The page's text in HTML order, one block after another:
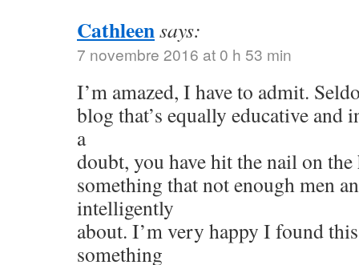
Cathleensays:
7 novembre 2016 at 0 h 53 min
I’m amazed, I have to admit.
blog that’s equally educative and
a
doubt, you have hit the nail on the
something that not enough men
intelligently
about. I’m very happy I found
something